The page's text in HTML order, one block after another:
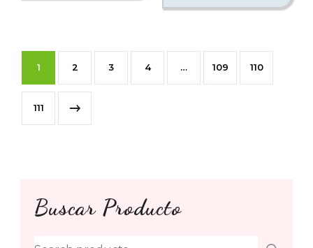
1 2 3 4 … 109 110
111
Buscar Producto